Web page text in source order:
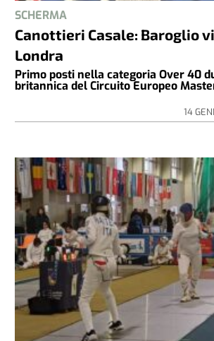
SCHERMA
Canottieri Casale: Baroglio
Londra
Primo posti nella categoria Over 40
britannica del Circuito Europeo
14